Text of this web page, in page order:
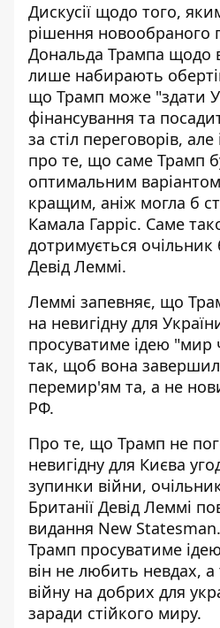
Дискусії щодо того,
рішення
Дональда Трампа щодо
лише набирають
що Трамп може "здати
фінансування та
за стіл переговорів,
про те, що саме Трамп
оптимальним варіантом
кращим, аніж могла б
Камала Гарріс. Саме
дотримується
Девід Леммі.
Леммі запевняє, що
на невигідну для
просуватиме ідею "мир
так, щоб вона
перемир'ям та, а не
РФ.
Про те, що Трамп не
невигідну для Києва
зупинки війни,
Британії Девід Леммі
видання New
Трамп просуватиме
він не любить невдах,
війну на добрих для
заради стійкого миру.